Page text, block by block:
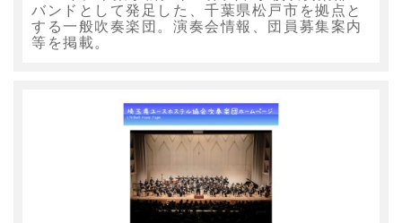
バンドとして発足した、千葉県松戸市を拠点と
する一般吹奏楽団。演奏会情報、団員募集案内
等を掲載。